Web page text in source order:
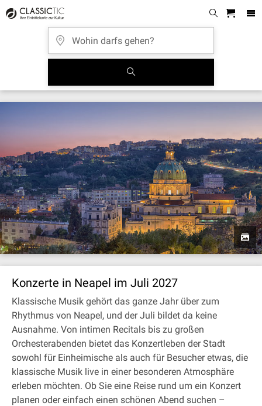
Konzerte in Neapel im Juli 2027
Klassische Musik gehört das ganze Jahr über zum
Rhythmus von Neapel, und der Juli bildet da keine
Ausnahme. Von intimen Recitals bis zu großen
Orchesterabenden bietet das Konzertleben der Stadt
sowohl für Einheimische als auch für Besucher etwas, die
klassische Musik live in einer besonderen Atmosphäre
erleben möchten. Ob Sie eine Reise rund um ein Konzert
planen oder einfach einen schönen Abend suchen –